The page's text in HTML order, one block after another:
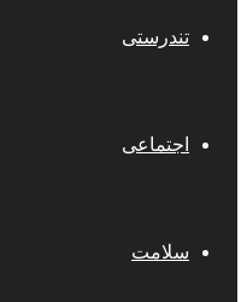
تندرستی
اجتماعی
سلامت